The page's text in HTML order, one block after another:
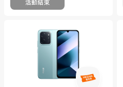
活動結束